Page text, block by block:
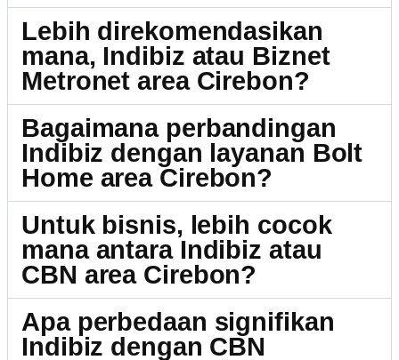
Lebih direkomendasikan
mana, Indibiz atau Biznet
Metronet area Cirebon?
Bagaimana perbandingan
Indibiz dengan layanan Bolt
Home area Cirebon?
Untuk bisnis, lebih cocok
mana antara Indibiz atau
CBN area Cirebon?
Apa perbedaan signifikan
Indibiz dengan CBN